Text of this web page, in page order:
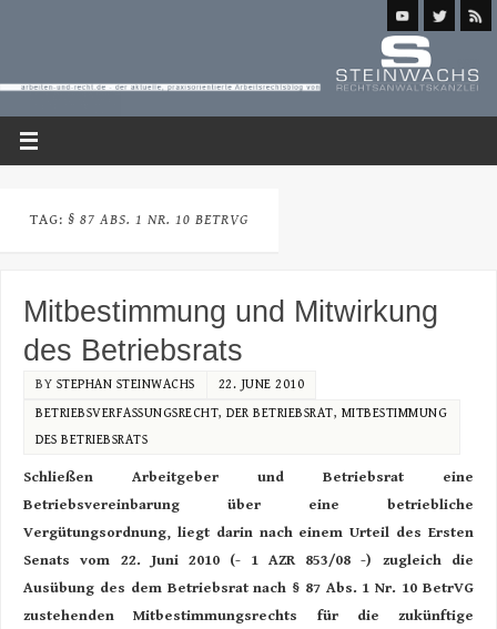
TAG: § 87 ABS. 1 NR. 10 BETRVG
Mitbestimmung und Mitwirkung
des Betriebsrats
BY STEPHAN STEINWACHS
22. JUNE 2010
BETRIEBSVERFASSUNGSRECHT,DER BETRIEBSRAT, MITBESTIMMUNG
DES BETRIEBSRATS
Schließen Arbeitgeber und Betriebsrat eine
Betriebsvereinbarung über eine betriebliche
Vergütungsordnung, liegt darin nach einem Urteil des Ersten
Senats vom 22. Juni 2010 (- 1 AZR 853/08 -) zugleich die
Ausübung des dem Betriebsrat nach § 87 Abs. 1 Nr. 10 BetrVG
zustehenden Mitbestimmungsrechts für die zukünftige